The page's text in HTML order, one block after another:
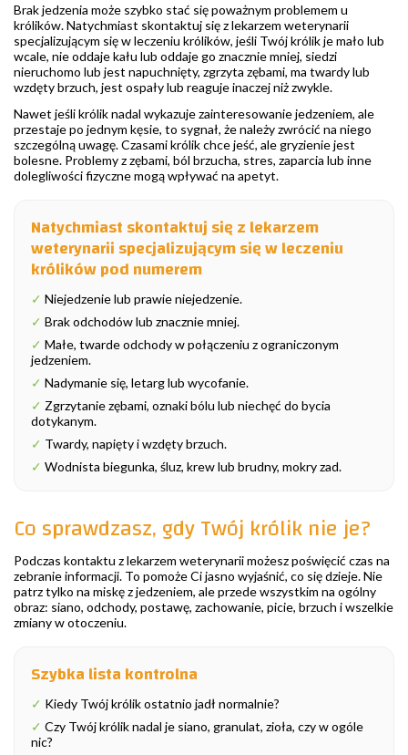
Brak jedzenia może szybko stać się poważnym problemem u
królików. Natychmiast skontaktuj się z lekarzem weterynarii
specjalizującym się w leczeniu królików, jeśli Twój królik je mało lub
wcale, nie oddaje kału lub oddaje go znacznie mniej, siedzi
nieruchomo lub jest napuchnięty, zgrzyta zębami, ma twardy lub
wzdęty brzuch, jest ospały lub reaguje inaczej niż zwykle.
Nawet jeśli królik nadal wykazuje zainteresowanie jedzeniem, ale
przestaje po jednym kęsie, to sygnał, że należy zwrócić na niego
szczególną uwagę. Czasami królik chce jeść, ale gryzienie jest
bolesne. Problemy z zębami, ból brzucha, stres, zaparcia lub inne
dolegliwości fizyczne mogą wpływać na apetyt.
Natychmiast skontaktuj się z lekarzem
weterynarii specjalizującym się w leczeniu
królików pod numerem
✓ Niejedzenie lub prawie niejedzenie.
✓ Brak odchodów lub znacznie mniej.
✓ Małe, twarde odchody w połączeniu z ograniczonym
jedzeniem.
✓ Nadymanie się, letarg lub wycofanie.
✓ Zgrzytanie zębami, oznaki bólu lub niechęć do bycia
dotykanym.
✓ Twardy, napięty i wzdęty brzuch.
✓ Wodnista biegunka, śluz, krew lub brudny, mokry zad.
Co sprawdzasz, gdy Twój królik nie je?
Podczas kontaktu z lekarzem weterynarii możesz poświęcić czas na
zebranie informacji. To pomoże Ci jasno wyjaśnić, co się dzieje. Nie
patrz tylko na miskę z jedzeniem, ale przede wszystkim na ogólny
obraz: siano, odchody, postawę, zachowanie, picie, brzuch i wszelkie
zmiany w otoczeniu.
Szybka lista kontrolna
✓ Kiedy Twój królik ostatnio jadł normalnie?
✓ Czy Twój królik nadal je siano, granulat, zioła, czy w ogóle
nic?